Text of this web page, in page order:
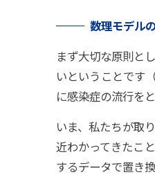
数理モデル
まず大切な原則と
いということです
に感染症の流行を
いま、私たちが取
近わかってきたこ
するデータで置き